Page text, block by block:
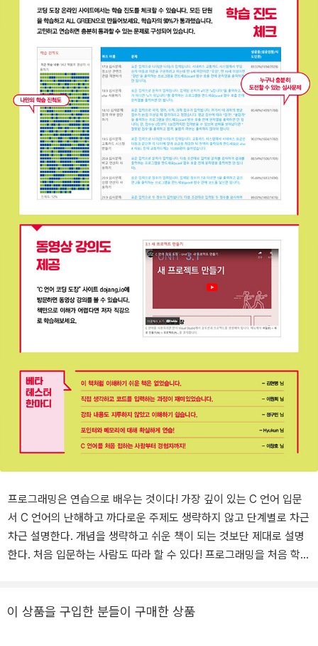
프로그래밍은 연습으로 배우는 것이다! 가장 깊이 있는 C 언어 입문
서 C 언어의 난해하고 까다로운 주제도 생략하지 않고 단계별로 차근
차근 설명한다. 개념을 생략하고 쉬운 책이 되는 것보단 제대로 설명
한다. 처음 입문하는 사람도 따라 할 수 있다! 프로그래밍을 처음 학습
가면서 한 가지 주제를 5번 반복해서 학습한다. 마지막으로 핵심정리
이 상품을 구입한 분들이 구매한 상품